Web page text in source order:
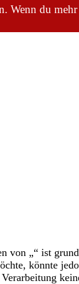
Wenn du mehr
„“ ist
könnte